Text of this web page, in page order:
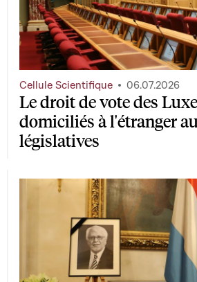
Le droit de vote des
domiciliés à l'étranger
législatives
Cellule Scientifique 06.07.2026